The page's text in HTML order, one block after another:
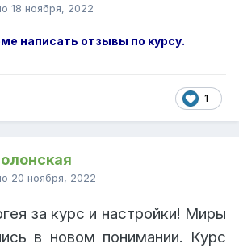
18 ноября, 2022
написать отзывы по курсу.
1
20 ноября, 2022
за курс и настройки! Миры
в новом понимании. Курс